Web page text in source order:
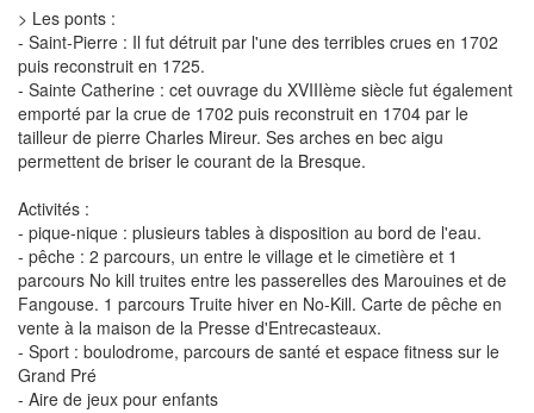
> Les ponts :
- Saint-Pierre : Il fut détruit par l'une des terribles crues en 1702
puis reconstruit en 1725.
- Sainte Catherine : cet ouvrage du XVIIIème siècle fut également
emporté par la crue de 1702 puis reconstruit en 1704 par le
tailleur de pierre Charles Mireur. Ses arches en bec aigu
permettent de briser le courant de la Bresque.
Activités :
- pique-nique : plusieurs tables à disposition au bord de l'eau.
- pêche : 2 parcours, un entre le village et le cimetière et 1
parcours No kill truites entre les passerelles des Marouines et de
Fangouse. 1 parcours Truite hiver en No-Kill. Carte de pêche en
vente à la maison de la Presse d'Entrecasteaux.
- Sport : boulodrome, parcours de santé et espace fitness sur le
Grand Pré
- Aire de jeux pour enfants